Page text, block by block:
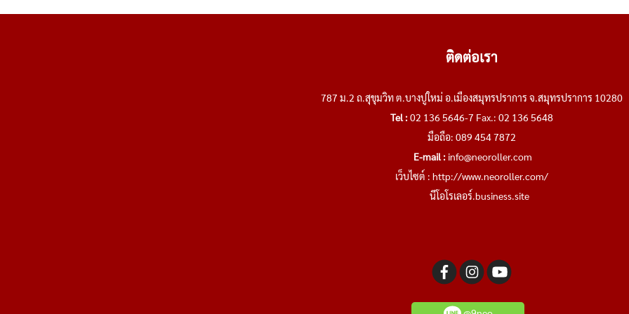
ติดต่อเรา
787 ม.2 ถ.สุขุมวิท ต.บางปูใหม่ อ.เมืองสมุทรปราการ จ.สมุทรปราการ 10280
Tel :02 136 5646-7 Fax.: 02 136 5648
มือถือ: 089 454 7872
E-mail : info@neoroller.com
เว็บไซต์ : http://www.neoroller.com/
นีโอโรเลอร์.business.site